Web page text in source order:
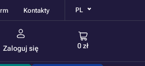
Kontakty PL
Zaloguj się 0 zł